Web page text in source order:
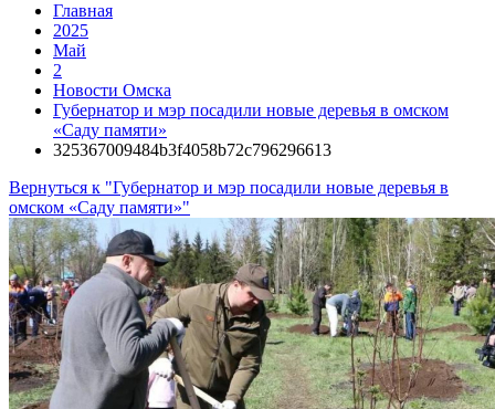
Главная
2025
Май
2
Новости Омска
Губернатор и мэр посадили новые деревья в омском
«Саду памяти»
325367009484b3f4058b72c796296613
Вернуться к "Губернатор и мэр посадили новые деревья в
омском «Саду памяти»"